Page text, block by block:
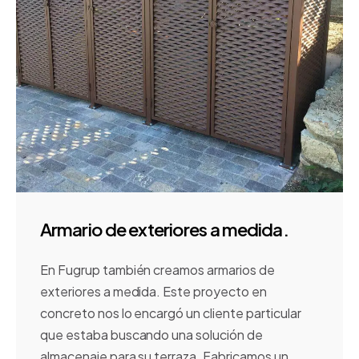
Armario de exteriores a medida.
En Fugrup también creamos armarios de
exteriores a medida. Este proyecto en
concreto nos lo encargó un cliente particular
que estaba buscando una solución de